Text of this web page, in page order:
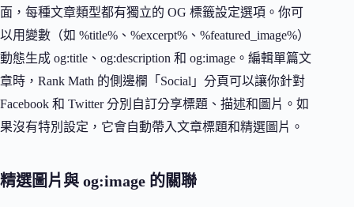
面，每種文章類型都有獨立的 OG 標籤設定選項。你可
以用變數（如 %title%、%excerpt%、%featured_image%）
動態生成 og:title、og:description 和 og:image。編輯單篇文
章時，Rank Math 的側邊欄「Social」分頁可以讓你針對
Facebook 和 Twitter 分別自訂分享標題、描述和圖片。如
果沒有特別設定，它會自動帶入文章標題和精選圖片。
精選圖片與 og:image 的關聯